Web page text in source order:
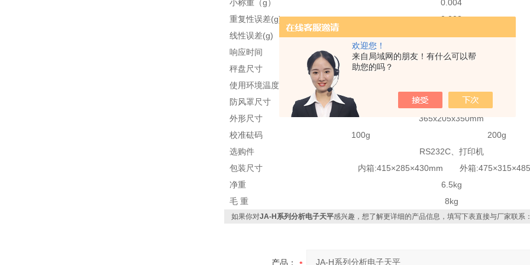
欢迎您！
来自局域网的朋友！有什么可以帮
助您的吗？
小称重（g）
0.004
重复性误差(g)
0.002
线性误差(g)
0.003
响应时间
≤3秒
秤盘尺寸
使用环境温度
防风罩尺寸
240
265mm
外形尺寸
365x205x350mm
校准砝码
100g
200g
选购件
RS232C、 打印机
包装尺寸
内箱:415×285×430mm 外箱
净重
6.5kg
毛 重 8kg
如果你对JA-H系列分析电子天平感兴趣，想了解更详细的产品信息，填写下表直接与厂家联系：
产品：